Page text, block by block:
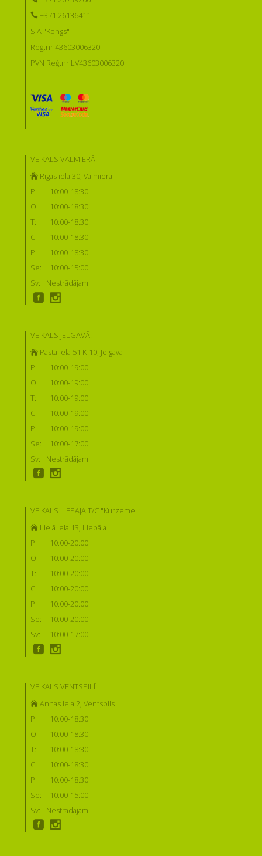
+371 26136411
SIA "Kongs"
Reģ.nr 43603006320
PVN Reģ.nr LV43603006320
VEIKALS VALMIERĀ:
Rīgas iela 30, Valmiera
P:
10:00-18:30
O:
10:00-18:30
T:
10:00-18:30
C:
10:00-18:30
P:
10:00-18:30
Se:
10:00-15:00
Sv:
Nestrādājam
VEIKALS JELGAVĀ:
Pasta iela 51 K-10, Jelgava
P:
10:00-19:00
O:
10:00-19:00
T:
10:00-19:00
C:
10:00-19:00
P:
10:00-19:00
Se:
10:00-17:00
Sv:
Nestrādājam
VEIKALS LIEPĀJĀ T/C "Kurzeme":
Lielā iela 13, Liepāja
P:
10:00-20:00
O:
10:00-20:00
T:
10:00-20:00
C:
10:00-20:00
P:
10:00-20:00
Se:
10:00-20:00
Sv:
10:00-17:00
VEIKALS VENTSPILĪ:
Annas iela 2, Ventspils
P:
10:00-18:30
O:
10:00-18:30
T:
10:00-18:30
C:
10:00-18:30
P:
10:00-18:30
Se:
10:00-15:00
Sv:
Nestrādājam